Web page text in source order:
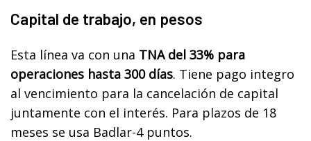
Capital de trabajo, en pesos
Esta línea va con una TNA del 33% para
operaciones hasta 300 días. Tiene pago integro
al vencimiento para la cancelación de capital
juntamente con el interés. Para plazos de 18
meses se usa Badlar-4 puntos.